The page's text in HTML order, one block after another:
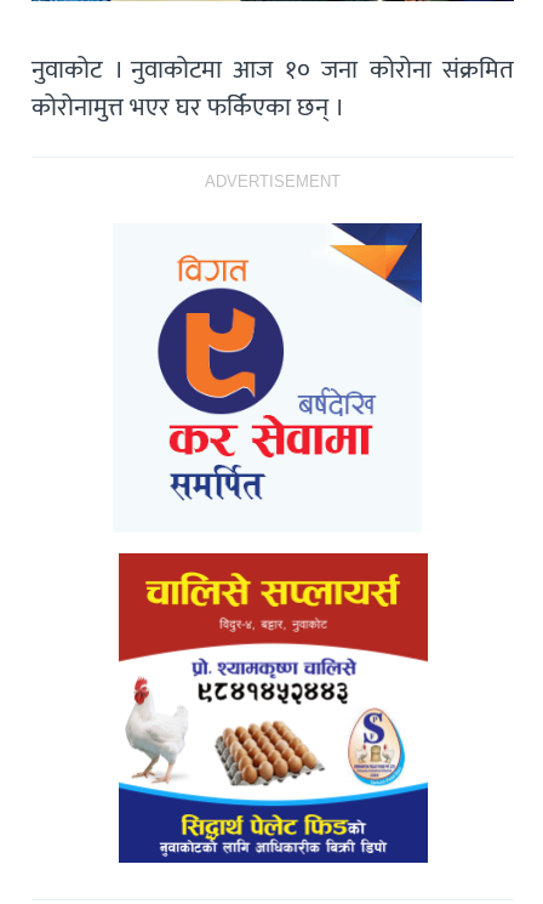
नुवाकोट । नुवाकोटमा आज १० जना कोरोना संक्रमित
कोरोनामुत्त भएर घर फर्किएका छन् ।
ADVERTISEMENT